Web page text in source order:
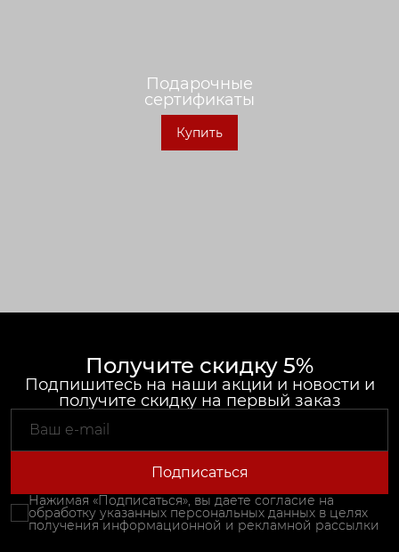
Подарочные
сертификаты
Купить
Получите скидку 5%
Подпишитесь на наши акции и новости и
получите скидку на первый заказ
Подписаться
Нажимая «Подписаться», вы даете согласие на
обработку указанных персональных данных в целях
получения информационной и рекламной рассылки